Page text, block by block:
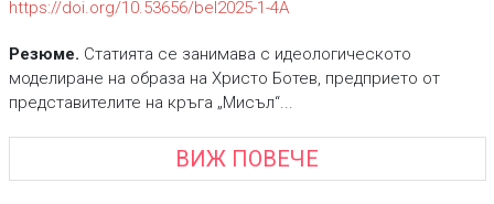
https://doi.org/10.53656/bel2025-1-4A
Резюме. Статията се занимава с идеологическото
моделиране на образа на Христо Ботев, предприето от
представителите на кръга „Мисъл“...
ВИЖ ПОВЕЧЕ